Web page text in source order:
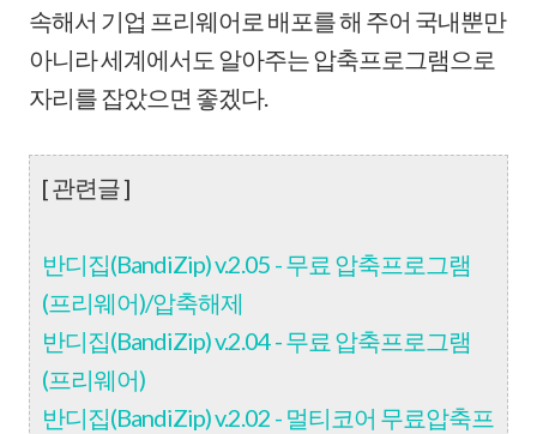
속해서 기업 프리웨어로 배포를 해 주어 국내뿐만
아니라 세계에서도 알아주는 압축프로그램으로
자리를 잡았으면 좋겠다.
[ 관련글 ]
반디집(BandiZip) v.2.05 - 무료 압축프로그램
(프리웨어)/압축해제
반디집(BandiZip) v.2.04 - 무료 압축프로그램
(프리웨어)
반디집(BandiZip) v.2.02 - 멀티코어 무료압축프